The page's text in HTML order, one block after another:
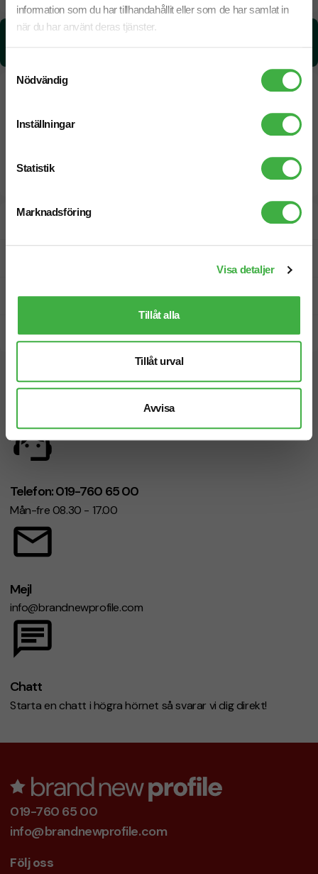
information som du har tillhandahållit eller som de har samlat in
när du har använt deras tjänster.
Samtyckesval
Nödvändig
Inställningar
Statistik
Marknadsföring
Visa detaljer
Tillåt alla
Tillåt urval
Avvisa
Designskiss inom 1 h
Prisgaranti
Snabb leverans
Vi hjälper dig gärna!
Telefon: 019-760 65 00
Mån-fre 08.30 - 17.00
Mejl
info@brandnewprofile.com
Chatt
Starta en chatt i högra hörnet så svarar vi dig direkt!
019-760 65 00
info@brandnewprofile.com
Följ oss